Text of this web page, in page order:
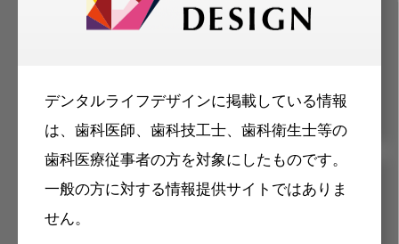
デンタルライフデザインに掲載している情報
は、歯科医師、歯科技工士、歯科衛生士等の
歯科医療従事者の方を対象にしたものです。
一般の方に対する情報提供サイトではありま
せん。
容のメールマガジンをお届けします。
メリット